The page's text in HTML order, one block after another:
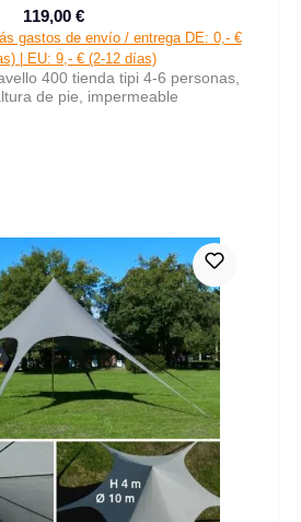
Precio de venta:
119,00 €
gastos de envío / entrega DE: 0,- €
| EU: 9,- € (2-12 días)
400 tienda tipi 4-6 personas,
de pie, impermeable